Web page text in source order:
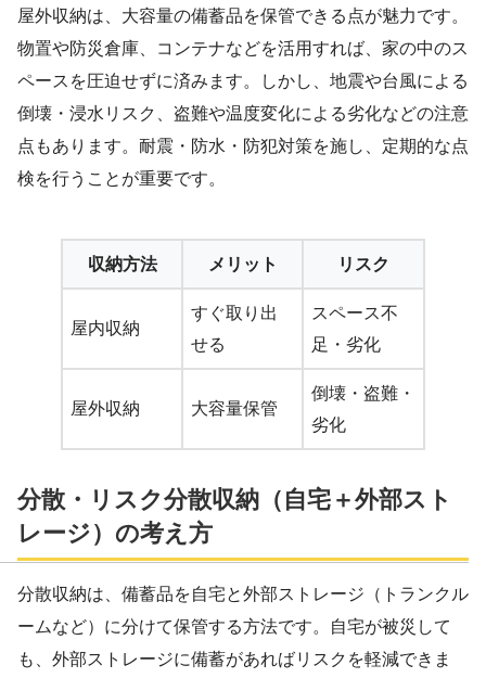
屋外収納は、大容量の備蓄品を保管できる点が魅力です。
物置や防災倉庫、コンテナなどを活用すれば、家の中のス
ペースを圧迫せずに済みます。しかし、地震や台風による
倒壊・浸水リスク、盗難や温度変化による劣化などの注意
点もあります。耐震・防水・防犯対策を施し、定期的な点
検を行うことが重要です。
収納方法 メリット リスク
屋内収納
すぐ取り出
せる
スペース不
足・劣化
屋外収納 大容量保管
倒壊・盗難・
劣化
分散・リスク分散収納（自宅＋外部スト
レージ）の考え方
分散収納は、備蓄品を自宅と外部ストレージ（トランクル
ームなど）に分けて保管する方法です。自宅が被災して
も、外部ストレージに備蓄があればリスクを軽減できま